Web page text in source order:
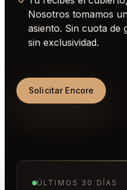
Nosotros tomamos
asiento. Sin cuota de
sin exclusividad.
Solicitar Encore
ÚLTIMOS 30 DÍAS